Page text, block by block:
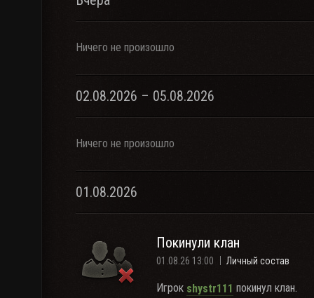
Ничего не произошло
02.08.2026 – 05.08.2026
Ничего не произошло
01.08.2026
Покинули клан
01.08.26 13:00 Личный состав
Игрок shystr111 покинул клан.